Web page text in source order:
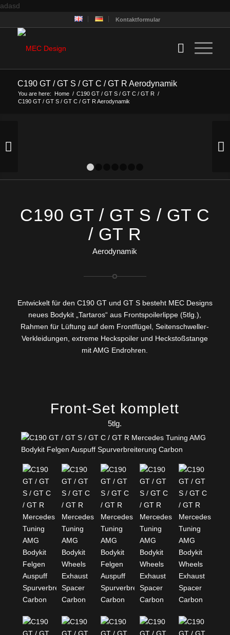
adasd
Kontaktformular
C190 GT / GT S / GT C / GT R Aerodynamik
You are here: Home / C190 GT / GT S / GT C / GT R /
C190 GT / GT S / GT C / GT R Aerodynamik
C190 GT / GT S / GT C
/ GT R
Aerodynamik
Entwickelt für den C190 GT und GT S besteht MEC Designs
neues Bodykit „Tartaros“ aus Frontspoilerlippe (5tlg.),
Rahmen für Lüftung auf dem Frontflügel, Seitenschweller-
Verkleidungen, extreme Heckspoiler und Heckstoßstange
mit AMG Endrohren.
Front-Set komplett
5tlg.